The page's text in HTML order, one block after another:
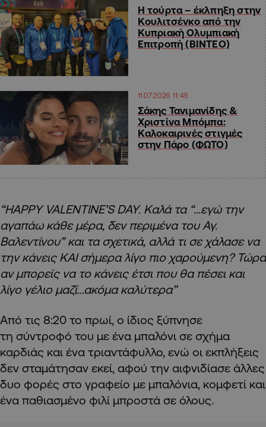
Η τούρτα – έκλπηξη στην
Κουλιτσένκο από την
Κυπριακή Ολυμπιακή
Επιτροπή (ΒΙΝΤΕΟ)
11.07.2026 11:45
Σάκης Τανιμανίδης &
Χριστίνα Μπόμπα:
Καλοκαιρινές στιγμές
στην Πάρο (ΦΩΤΟ)
“HAPPY VALENTINE’S DAY. Καλά τα “…εγώ την
αγαπάω κάθε μέρα, δεν περιμένα του Αγ.
Βαλεντίνου” και τα σχετικά, αλλά τι σε χάλασε να
την κάνεις ΚΑΙ σήμερα λίγο πιο χαρούμενη? Τώρα
αν μπορείς να το κάνεις έτσι που θα πέσει και
λίγο γέλιο μαζί…ακόμα καλύτερα”
Από τις 8:20 το πρωί, ο ίδιος ξύπνησε
τη σύντροφό του με ένα μπαλόνι σε σχήμα
καρδιάς και ένα τριαντάφυλλο, ενώ οι εκπλήξεις
δεν σταμάτησαν εκεί, αφού την αιφνιδίασε άλλες
δυο φορές στο γραφείο με μπαλόνια, κομφετί και
ένα παθιασμένο φιλί μπροστά σε όλους.